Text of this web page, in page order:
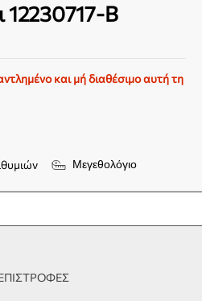
12230717-B
και μή διαθέσιμο αυτή τη
Μεγεθολόγιο